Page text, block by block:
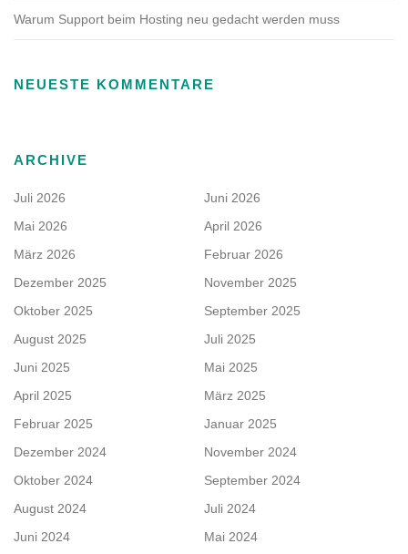
Warum Support beim Hosting neu gedacht werden muss
NEUESTE KOMMENTARE
ARCHIVE
Juli 2026
Juni 2026
Mai 2026
April 2026
März 2026
Februar 2026
Dezember 2025
November 2025
Oktober 2025
September 2025
August 2025
Juli 2025
Juni 2025
Mai 2025
April 2025
März 2025
Februar 2025
Januar 2025
Dezember 2024
November 2024
Oktober 2024
September 2024
August 2024
Juli 2024
Juni 2024
Mai 2024